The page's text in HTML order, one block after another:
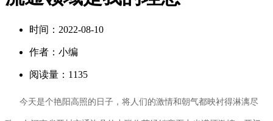
时间： 2022-08-10
作者： 小编
阅读量： 1135
今天是个艳阳高照的日子，将人们的激情和朝气都映衬得淋漓尽